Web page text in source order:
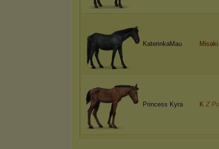
KaterinkaMau
Princess Kyra K Z